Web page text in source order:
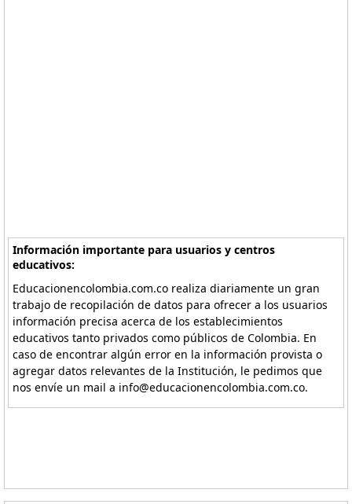
Información importante para usuarios y centros
educativos:
Educacionencolombia.com.co realiza diariamente un gran
trabajo de recopilación de datos para ofrecer a los usuarios
información precisa acerca de los establecimientos
educativos tanto privados como públicos de Colombia. En
caso de encontrar algún error en la información provista o
agregar datos relevantes de la Institución, le pedimos que
nos envíe un mail a info@educacionencolombia.com.co.